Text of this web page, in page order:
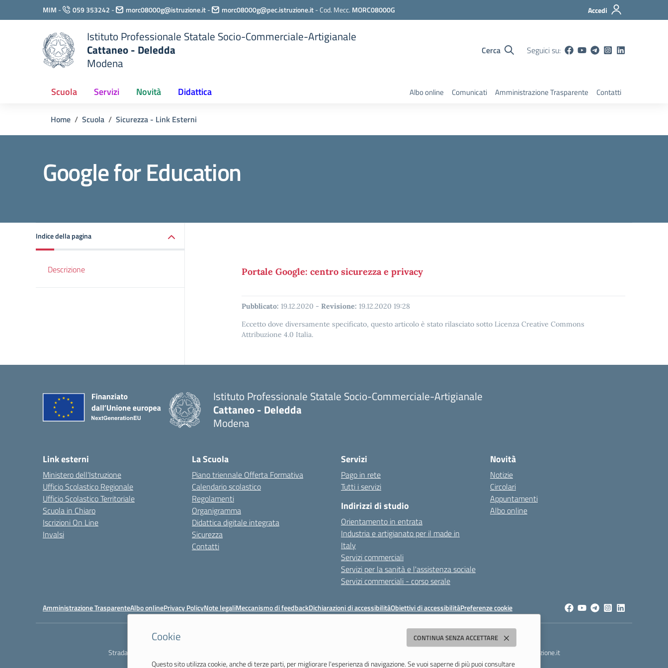
Cookie CONTINUA SENZA ACCETTARE
Questo sito utilizza cookie, anche di terze parti, per migliorare l'esperienza di navigazione. Se vuoi saperne di più puoi consultare
Vai ai contenuti
Vai al menu di navigazione
MIM - 059 353242 - morc08000g@istruzione.it- morc08000g@pec.istruzione.it-Cod. Mecc. MORC08000G Accedi
Istituto Professionale Statale Socio-Commerciale-Artigianale
Cattaneo - Deledda
Modena
Cerca Seguici su:
Scuola Servizi Novità Didattica Albo online Comunicati Amministrazione Trasparente Contatti
Home Scuola Sicurezza - Link Esterni
Google for Education
Indice della pagina
Descrizione Portale Google: centro sicurezza e privacy
Pubblicato: 19.12.2020 - Revisione: 19.12.2020 19:28
Eccetto dove diversamente specificato, questo articolo è stato rilasciato sotto Licenza Creative Commons
Attribuzione 4.0 Italia.
Istituto Professionale Statale Socio-Commerciale-Artigianale
Cattaneo - Deledda
Modena
Link esterni
Ministero dell'Istruzione
Ufficio Scolastico Regionale
Ufficio Scolastico Territoriale
Scuola in Chiaro
Iscrizioni On Line
Invalsi
La Scuola
Piano triennale Offerta Formativa
Calendario scolastico
Regolamenti
Organigramma
Didattica digitale integrata
Sicurezza
Contatti
Servizi
Pago in rete
Tutti i servizi
Indirizzi di studio
Orientamento in entrata
Industria e artigianato per il made in
Italy
Servizi commerciali
Servizi per la sanità e l'assistenza sociale
Servizi commerciali - corso serale
Novità
Notizie
Circolari
Appuntamenti
Albo online
Amministrazione TrasparenteAlbo onlinePrivacy PolicyNote legaliMeccanismo di feedbackDichiarazioni di accessibilitàObiettivi di accessibilitàPreferenze cookie
Istituto Professionale Statale Socio-Commerciale-Artigianale "Cattaneo - Deledda"
Strada degli Schiocchi, 110 - 41124 Modena - Tel. 059 353242 - Fax 059 351005 - Email:
morc08000g@pec.istruzione.it
Codice meccanografico: MORC08000G - C.F. 94177200360